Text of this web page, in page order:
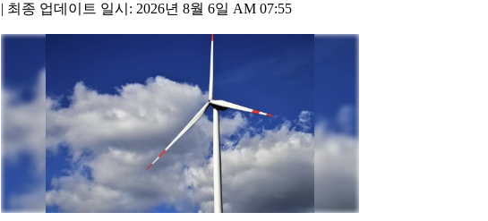
| 최종 업데이트 일시: 2026년 8월 6일 AM 07:55